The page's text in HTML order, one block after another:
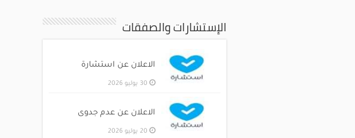
الإستشارات والصفقات
الاعلان عن استشارة
30 يوليو 2026
الاعلان عن عدم جدوى
20 يوليو 2026